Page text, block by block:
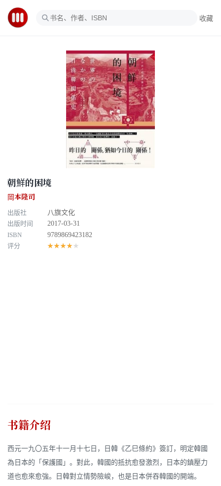
收藏
朝鮮的困境
岡本隆司
出版社
八旗文化
出版时间
2017-03-31
ISBN
9789869423182
评分
★★★★★
书籍介绍
西元一九〇五年十一月十七日，日韓《乙巳條約》簽訂，明定韓國
為日本的「保護國」。對此，韓國的抵抗愈發激烈，日本的鎮壓力
道也愈來愈強。日韓對立情勢險峻，也是日本併吞韓國的開端。